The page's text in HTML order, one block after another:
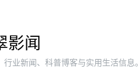
影闻
业新闻、科普博客与实用生活信息